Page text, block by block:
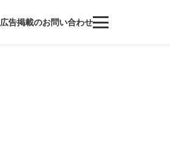
広告掲載のお問い合わせ